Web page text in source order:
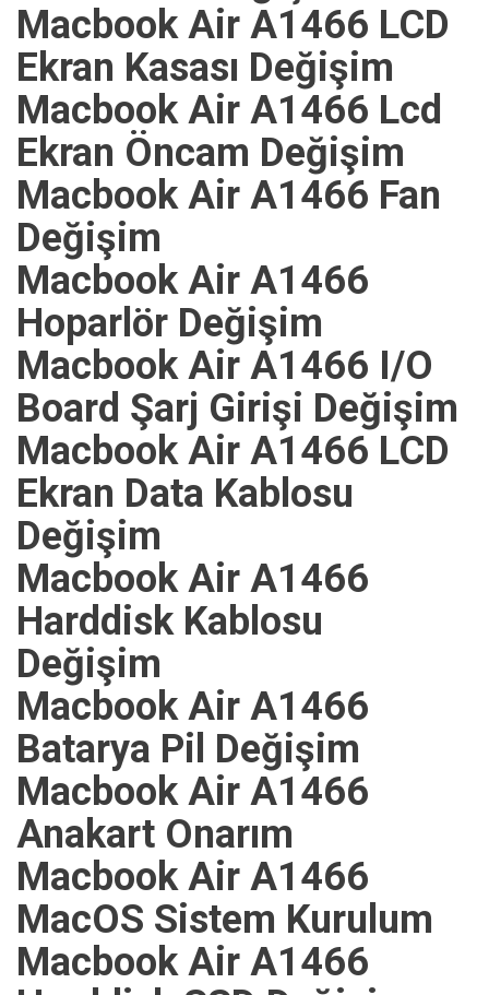
Macbook Air A1466 LCD
Ekran Kasası Değişim
Macbook Air A1466 Lcd
Ekran Öncam Değişim
Macbook Air A1466 Fan
Değişim
Macbook Air A1466
Hoparlör Değişim
Macbook Air A1466 I/O
Board Şarj Girişi Değişim
Macbook Air A1466 LCD
Ekran Data Kablosu
Değişim
Macbook Air A1466
Harddisk Kablosu
Değişim
Macbook Air A1466
Batarya Pil Değişim
Macbook Air A1466
Anakart Onarım
Macbook Air A1466
MacOS Sistem Kurulum
Macbook Air A1466